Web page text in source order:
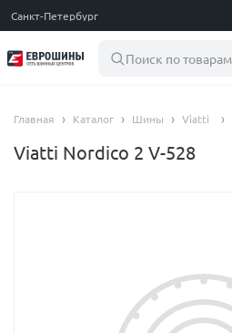
Санкт-Петербург
Поиск по товарам
Главная Каталог Шины Viatti
Viatti Nordico 2 V-528